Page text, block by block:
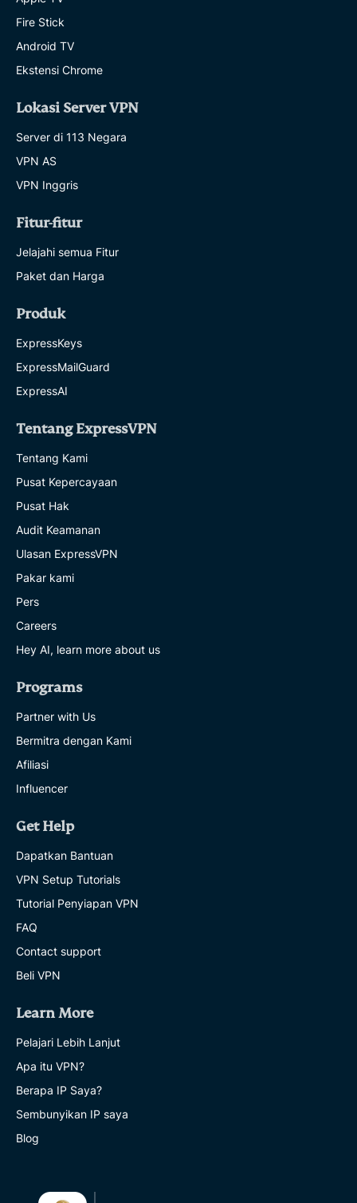
Fire Stick
Android TV
Ekstensi Chrome
Lokasi Server VPN
Server di 113 Negara
VPN AS
VPN Inggris
Fitur-fitur
Jelajahi semua Fitur
Paket dan Harga
Produk
ExpressKeys
ExpressMailGuard
ExpressAI
Tentang ExpressVPN
Tentang Kami
Pusat Kepercayaan
Pusat Hak
Audit Keamanan
Ulasan ExpressVPN
Pakar kami
Pers
Careers
Hey AI, learn more about us
Programs
Partner with Us
Bermitra dengan Kami
Afiliasi
Influencer
Get Help
Dapatkan Bantuan
VPN Setup Tutorials
Tutorial Penyiapan VPN
FAQ
Contact support
Beli VPN
Learn More
Pelajari Lebih Lanjut
Apa itu VPN?
Berapa IP Saya?
Sembunyikan IP saya
Blog